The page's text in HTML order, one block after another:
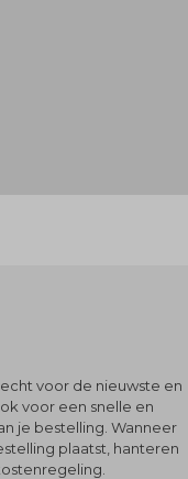
voor de nieuwste en
voor een snelle en
je bestelling. Wanneer
plaatst, hanteren